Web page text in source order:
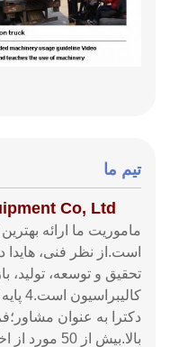
تیم ما
Co, Ltd
ماموریت ما ارائه
تحقیق و توسعه، تولید،